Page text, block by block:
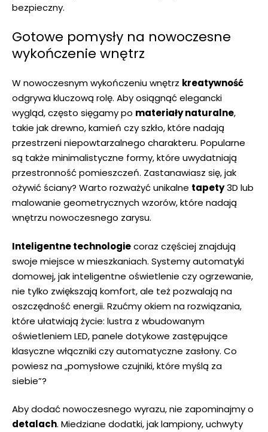
‌bezpieczny.
Gotowe pomysły ⁣na nowoczesne⁣
wykończenie wnętrz
W nowoczesnym wykończeniu ⁢wnętrz kreatywność
odgrywa kluczową rolę. Aby osiągnąć elegancki
wygląd, ‍często sięgamy po materiały naturalne,⁤
takie jak​ drewno, kamień czy​ szkło, które nadają​
przestrzeni⁤ niepowtarzalnego charakteru. Popularne
są także minimalistyczne⁢ formy, które uwydatniają
przestronność​ pomieszczeń. Zastanawiasz się,⁤ jak
ożywić⁣ ściany? Warto rozważyć⁤ unikalne tapety3D lub
malowanie geometrycznych⁣ wzorów, które nadają
wnętrzu nowoczesnego ⁣zarysu.
Inteligentne technologiecoraz ‌częściej znajdują
swoje⁣ miejsce⁢ w mieszkaniach. Systemy ‌automatyki⁤
domowej,‍ jak⁣ inteligentne ‌oświetlenie czy ogrzewanie,⁢
nie tylko zwiększają komfort,⁤ ale​ też pozwalają na
‌oszczędność energii. ⁤Rzućmy okiem na ​rozwiązania,
które ułatwiają⁢ życie: lustra⁤ z wbudowanym ​
oświetleniem LED, ‍panele dotykowe zastępujące
klasyczne‍ włączniki czy automatyczne zasłony. Co
‍powiesz ⁣na „pomysłowe czujniki, które myślą​ za
⁤siebie”?
Aby dodać⁢ nowoczesnego‌ wyrazu, nie zapominajmy o
detalach. Miedziane⁤ dodatki, jak lampiony, uchwyty